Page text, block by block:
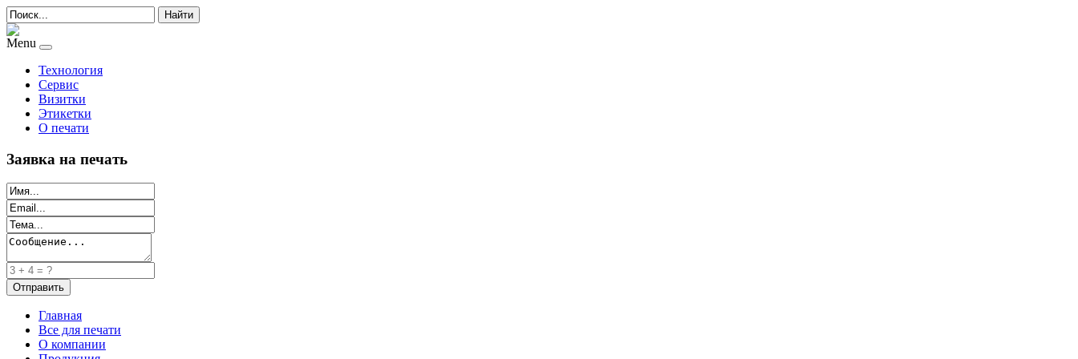
Найти
Menu
Технология
Сервис
Визитки
Этикетки
О печати
Заявка на печать
Главная
Все для печати
О компании